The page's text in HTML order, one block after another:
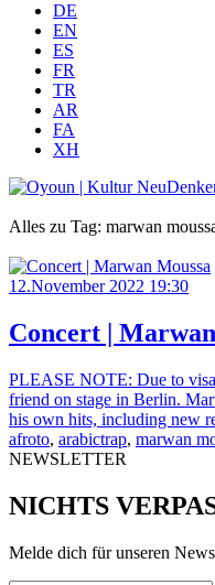
DE
EN
ES
FR
TR
AR
FA
XH
Alles zu Tag: marwan
12.November 2022 19:30
Concert |
PLEASE NOTE: Due to
friend on stage in Berlin.
his own hits, including new
afroto, arabictrap, marwan
NEWSLETTER
NICHTS
Melde dich für unseren